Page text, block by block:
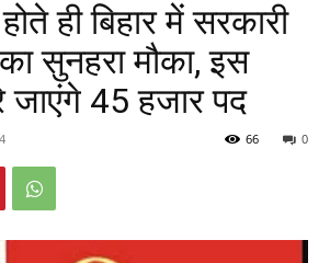
ही बिहार में सरकारी
सुनहरा मौका, इस
जाएंगे 45 हजार पद
0
66